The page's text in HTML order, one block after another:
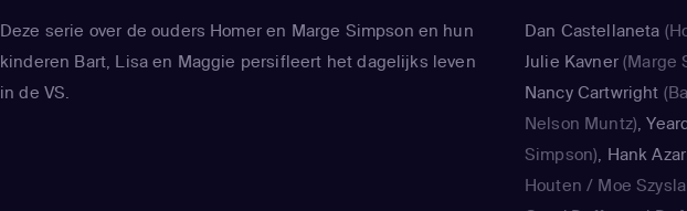
Deze serie over de ouders Homer en Marge Simpson en hun
kinderen Bart, Lisa en Maggie persifleert het dagelijks leven
in de VS.
Dan Castellaneta
Julie Kavner(Marge
Nancy Cartwright
Nelson Muntz),
Simpson), Hank
Houten / Moe